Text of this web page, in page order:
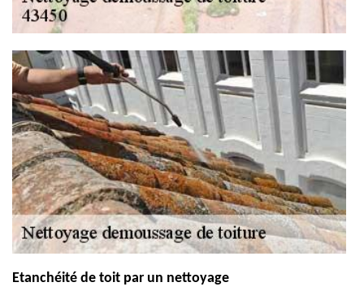
Etanchéité de toit par un nettoyage